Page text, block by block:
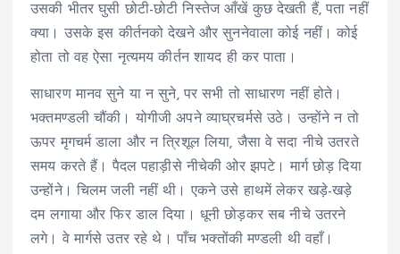
उसकी भीतर घुसी छोटी-छोटी निस्तेज आँखें कुछ देखती हैं, पता नहीं
क्या। उसके इस कीर्तनको देखने और सुननेवाला कोई नहीं। कोई
होता तो वह ऐसा नृत्यमय कीर्तन शायद ही कर पाता।
साधारण मानव सुने या न सुने, पर सभी तो साधारण नहीं होते।
भक्तमण्डली चौंकी। योगीजी अपने व्याघ्रचर्मसे उठे। उन्होंने न तो
ऊपर मृगचर्म डाला और न त्रिशूल लिया, जैसा वे सदा नीचे उतरते
समय करते हैं। पैदल पहाड़ीसे नीचेकी ओर झपटे। मार्ग छोड़ दिया
उन्होंने। चिलम जली नहीं थी। एकने उसे हाथमें लेकर खड़े-खड़े
दम लगाया और फिर डाल दिया। धूनी छोड़कर सब नीचे उतरने
लगे। वे मार्गसे उतर रहे थे। पाँच भक्तोंकी मण्डली थी वहाँ।